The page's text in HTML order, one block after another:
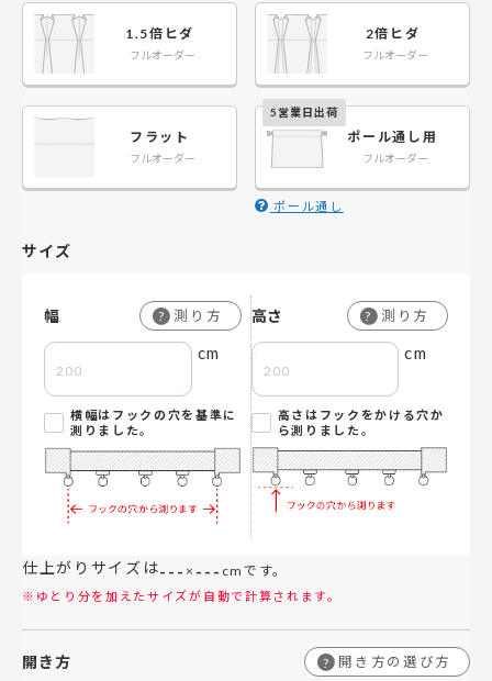
1.5倍ヒダ
フルオーダー
2倍ヒダ
フルオーダー
フラット
フルオーダー
ポール通し用
フルオーダー
ポール通し
サイズ
幅 ? 測り方
cm
横幅はフックの穴を基準に
測りました。
高さ ? 測り方
cm
高さはフックをかける穴か
ら測りました。
仕上がりサイズは--- × --- cmです。
※ゆとり分を加えたサイズが自動で計算されます。
開き方 ? 開き方の選び方